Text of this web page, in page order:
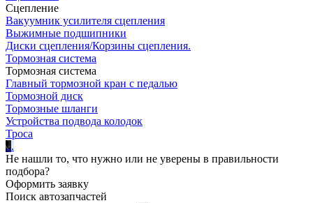
Сцепление
Вакуумник усилителя сцепления
Выжимные подшипники
Диски сцепления/Корзины сцепления.
Тормозная система
Тормозная система
Главный тормозной кран с педалью
Тормозной диск
Тормозные шланги
Устройства подвода колодок
Троса
...
Не нашли то, что нужно или не уверены в правильности
подбора?
Оформить заявку
Поиск автозапчастей